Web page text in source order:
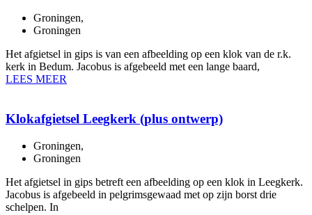
Groningen,
Groningen
Het afgietsel in gips is van een afbeelding op een klok van de r.k.
kerk in Bedum. Jacobus is afgebeeld met een lange baard,
LEES MEER
Klokafgietsel Leegkerk (plus ontwerp)
Groningen,
Groningen
Het afgietsel in gips betreft een afbeelding op een klok in Leegkerk.
Jacobus is afgebeeld in pelgrimsgewaad met op zijn borst drie
schelpen. In